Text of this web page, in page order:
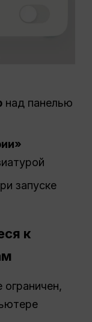
над панелью
запуске
к